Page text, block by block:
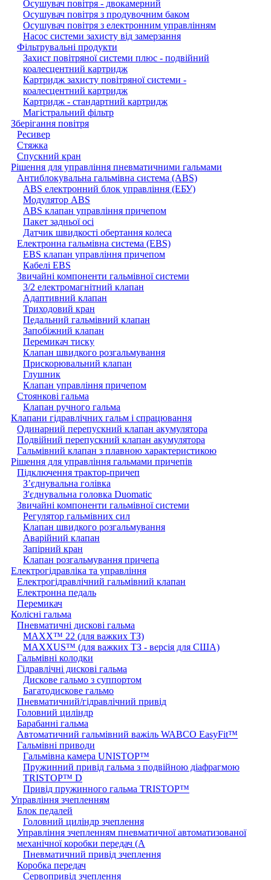
Осушувач повітря - двокамерний
Осушувач повітря з продувочним баком
Осушувач повітря з електронним управлінням
Насос системи захисту від замерзання
Фільтрувальні продукти
Захист повітряної системи плюс - подвійний
коалесцентний картридж
Картридж захисту повітряної системи -
коалесцентний картридж
Картридж - стандартний картридж
Магістральний фільтр
Зберігання повітря
Ресивер
Стяжка
Спускний кран
Рішення для управління пневматичними гальмами
Антиблокувальна гальмівна система (ABS)
ABS електронний блок управління (ЕБУ)
Модулятор ABS
ABS клапан управління причепом
Пакет задньої осі
Датчик швидкості обертання колеса
Електронна гальмівна система (EBS)
EBS клапан управління причепом
Кабелі EBS
Звичайні компоненти гальмівної системи
3/2 електромагнітний клапан
Адаптивний клапан
Триходовий кран
Педальний гальмівний клапан
Запобіжний клапан
Перемикач тиску
Клапан швидкого розгальмування
Прискорювальний клапан
Глушник
Клапан управління причепом
Стоянкові гальма
Клапан ручного гальма
Клапани гідравлічних гальм і спрацювання
Одинарний перепускний клапан акумулятора
Подвійний перепускний клапан акумулятора
Гальмівний клапан з плавною характеристикою
Рішення для управління гальмами причепів
Підключення трактор-причеп
З’єднувальна голівка
З'єднувальна головка Duomatic
Звичайні компоненти гальмівної системи
Регулятор гальмівних сил
Клапан швидкого розгальмування
Аварійний клапан
Запірний кран
Клапан розгальмування причепа
Електрогідравліка та управління
Електрогідравлічний гальмівний клапан
Електронна педаль
Перемикач
Колісні гальма
Пневматичні дискові гальма
MAXX™ 22 (для важких ТЗ)
MAXXUS™ (для важких ТЗ - версія для США)
Гальмівні колодки
Гідравлічні дискові гальма
Дискове гальмо з суппортом
Багатодискове гальмо
Пневматичний/гідравлічний привід
Головний циліндр
Барабанні гальма
Автоматичний гальмівний важіль WABCO EasyFit™
Гальмівні приводи
Гальмівна камера UNISTOP™
Пружинний привід гальма з подвійною діафрагмою
TRISTOP™ D
Привід пружинного гальма TRISTOP™
Управління зчепленням
Блок педалей
Головний циліндр зчеплення
Управління зчепленням пневматичної автоматизованої
механічної коробки передач (A
Пневматичний привід зчеплення
Коробка передач
Сервопривід зчеплення